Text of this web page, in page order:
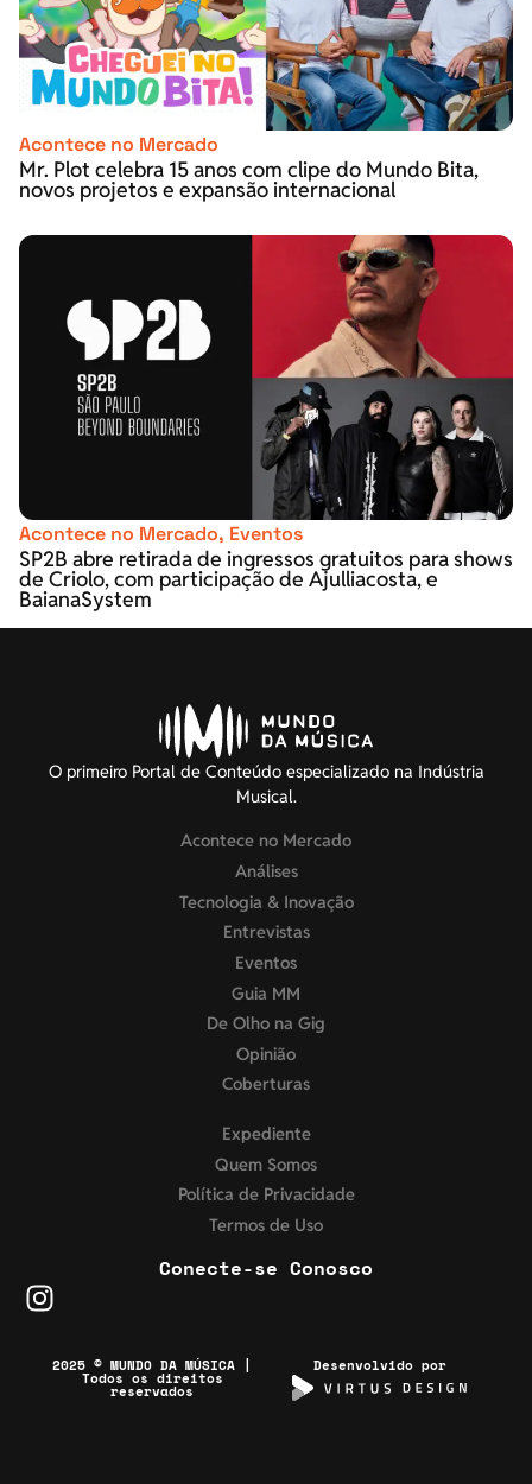
Acontece no Mercado
Mr. Plot celebra 15 anos com clipe do Mundo Bita,
novos projetos e expansão internacional
Acontece no Mercado, Eventos
SP2B abre retirada de ingressos gratuitos para shows
de Criolo, com participação de Ajulliacosta, e
BaianaSystem
O primeiro Portal de Conteúdo especializado na Indústria
Musical.
Acontece no Mercado
Análises
Tecnologia & Inovação
Entrevistas
Eventos
Guia MM
De Olho na Gig
Opinião
Coberturas
Expediente
Quem Somos
Política de Privacidade
Termos de Uso
Conecte-se Conosco
2025 © MUNDO DA MÚSICA |
Todos os direitos
reservados
Desenvolvido por